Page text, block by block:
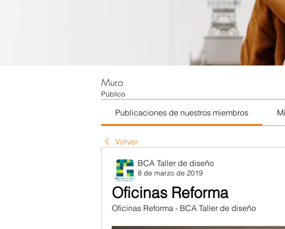
Muro
Público
Publicaciones de nuestros miembros
Volver
BCA Taller de diseño
8 de marzo de 2019
Oficinas Reforma
Oficinas Reforma - BCA Taller de diseño